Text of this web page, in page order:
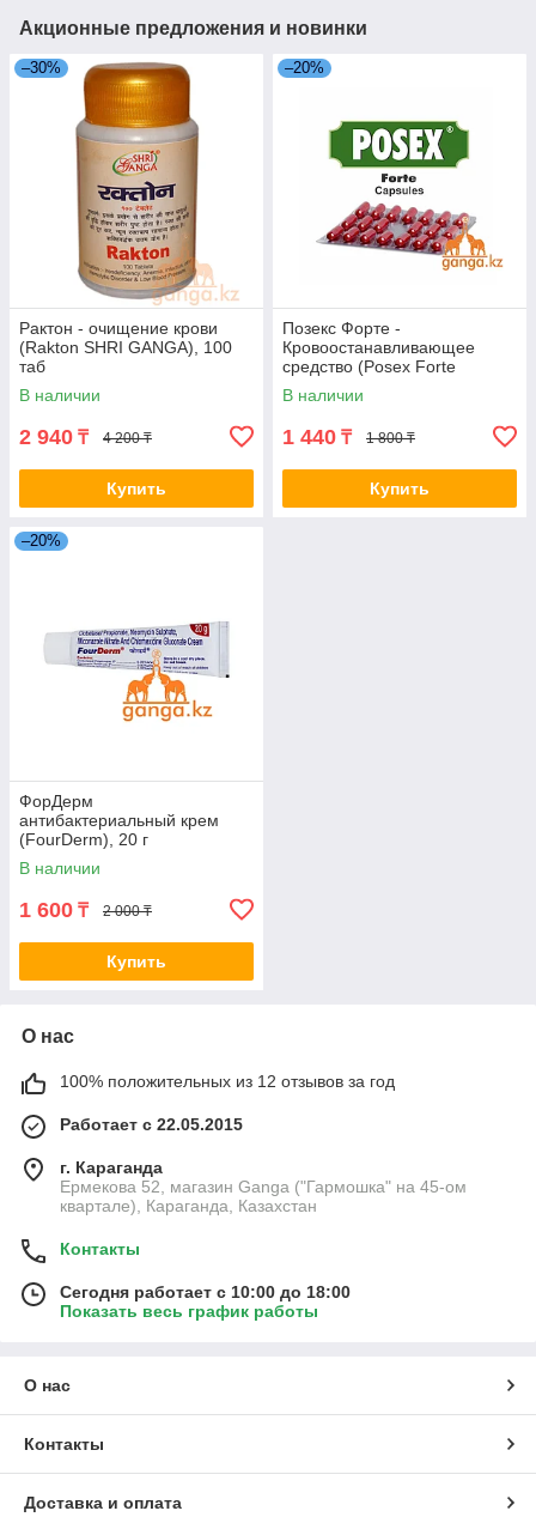
Акционные предложения и новинки
–30%
Рактон - очищение крови
(Rakton SHRI GANGA), 100
таб
В наличии
2 940 ₸ 4 200 ₸
Купить
–20%
Позекс Форте -
Кровоостанавливающее
средство (Posex Forte
CHARAK), 20 кап.
В наличии
1 440 ₸ 1 800 ₸
Купить
–20%
ФорДерм
антибактериальный крем
(FourDerm), 20 г
В наличии
1 600 ₸ 2 000 ₸
Купить
О нас
100% положительных из 12 отзывов за год
Работает с 22.05.2015
г. Караганда
Ермекова 52, магазин Ganga ("Гармошка" на 45-ом
квартале), Караганда, Казахстан
Контакты
Сегодня работает с 10:00 до 18:00
Показать весь график работы
О нас
Контакты
Доставка и оплата